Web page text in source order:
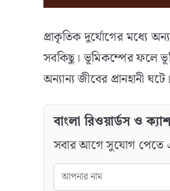
প্রাকৃতিক দুর্যোগের মধ্যে
সবকিছু। ভূমিকম্পের ফলে
অন্যান্য জীবের প্রানহানী ঘটে।
বাংলা রিওয়ার্ডস ও
সবার আগে সুযোগ পেতে